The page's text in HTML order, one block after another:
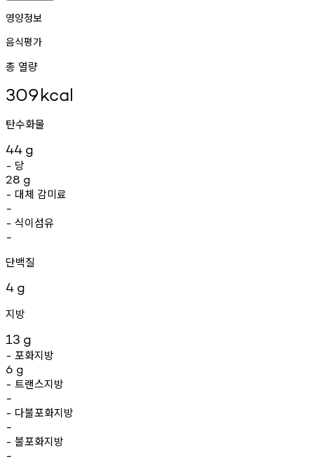
영양정보
음식평가
총 열량
309kcal
탄수화물
44 g
- 당
28 g
- 대체 감미료
-
- 식이섬유
-
단백질
4 g
지방
13 g
- 포화지방
6 g
- 트랜스지방
-
- 다불포화지방
-
- 불포화지방
-